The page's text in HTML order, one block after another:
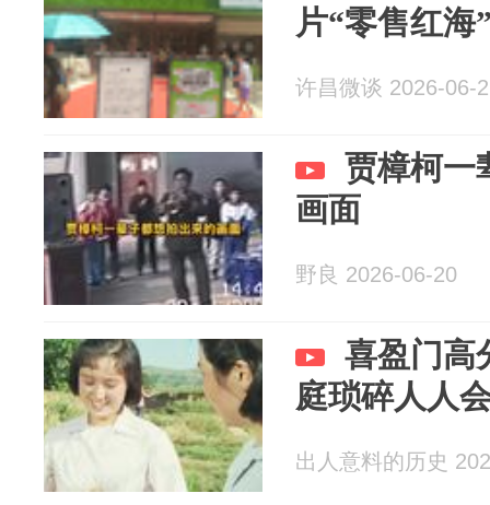
片“零售红海
许昌微谈 2026-06-
贾樟柯一
画面
野良 2026-06-20
喜盈门高
庭琐碎人人
出人意料的历史